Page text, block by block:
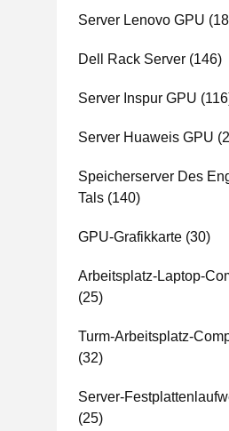
Server Lenovo GPU
Dell Rack Server (146)
Server Inspur GPU
Server Huaweis GPU
Speicherserver Des
Tals (140)
GPU-Grafikkarte (30)
Arbeitsplatz-Laptop-
(25)
Turm-Arbeitsplatz-
(32)
Server-
(25)